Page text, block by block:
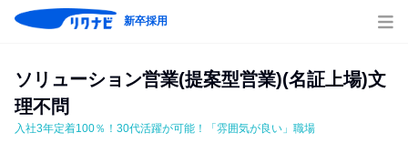
新卒採用
ソリューション営業(提案型営業)(名証上場)文
理不問
入社3年定着100％！30代活躍が可能！「雰囲気が良い」職場